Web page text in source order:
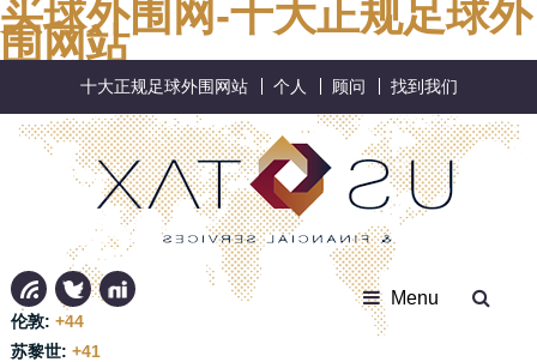
买球外围网-十大正规足球外
围网站
十大正规足球外围网站 个人 顾问 找到我们
伦敦: +44
苏黎世: +41
Menu